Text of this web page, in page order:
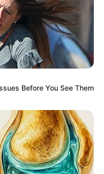
ด มีเกณฑ์พบรักจากโลก
มีปัญหากันเพราะไม่มี
ลืมดูแลคนรัก
Before You See Them